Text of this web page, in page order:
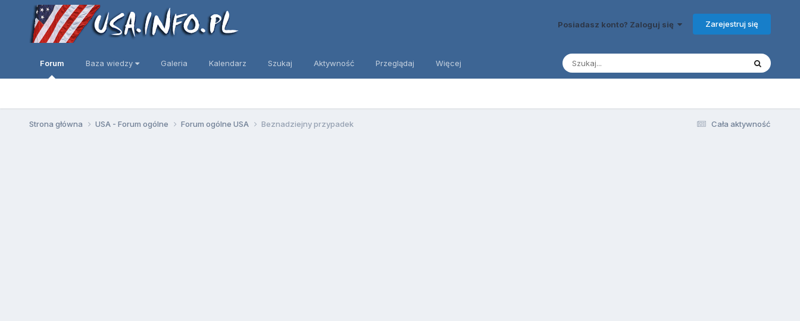
Posiadasz konto? Zaloguj się Zarejestruj się
Forum Baza wiedzy Galeria Kalendarz Szukaj Aktywność Przeglądaj Więcej
Cała aktywność
Strona główna USA - Forum ogólne Forum ogólne USA Beznadziejny przypadek